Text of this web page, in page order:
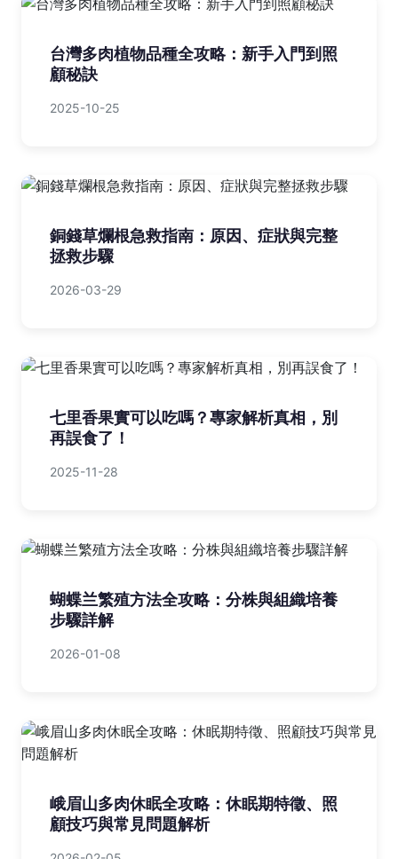
台灣多肉植物品種全攻略：新手入門到照
顧秘訣
2025-10-25
銅錢草爛根急救指南：原因、症狀與完整
拯救步驟
2026-03-29
七里香果實可以吃嗎？專家解析真相，別
再誤食了！
2025-11-28
蝴蝶兰繁殖方法全攻略：分株與組織培養
步驟詳解
2026-01-08
峨眉山多肉休眠全攻略：休眠期特徵、照
顧技巧與常見問題解析